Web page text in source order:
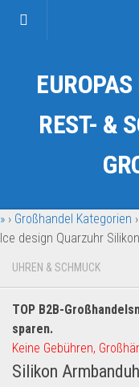
Kategorien
Auto & Motorrad
Fahrzeuge &
Garten & Werkzeug
Geschäft, Büro &
Geschenkartikel
Handy und Smartphone
Kosmetik & Pflege
Lebensmittel &
REST- &
» › Großhandel Kategorien ›
Ice design Quarzuhr
UHREN & SCHMUCK
TOP B2B-
sparen.
Keine Gebühren,
Silikon